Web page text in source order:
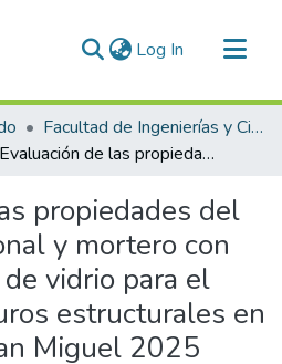
Log In (current)
Facultad de Ingenierías y Ciencias Puras
Evaluación de las propiedades del mortero tradicional y mortero con adición de fibra de vidrio para el asentado de muros estructurales en el Distrito de San Miguel 2025
propiedades del
y mortero con
vidrio para el
estructurales en
Miguel 2025